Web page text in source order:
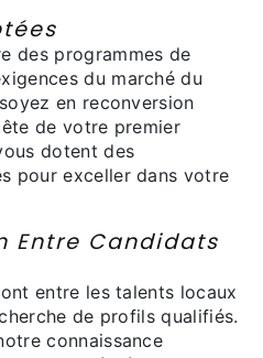
des programmes de
du marché du
en reconversion
de votre premier
dotent des
pour exceller dans votre
Entre Candidats
entre les talents locaux
de profils qualifiés.
connaissance